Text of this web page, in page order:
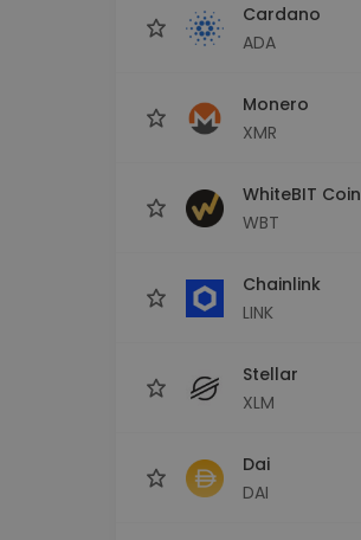
Cardano
ADA
Monero
XMR
WhiteBIT Coin
WBT
Chainlink
LINK
Stellar
XLM
Dai
DAI